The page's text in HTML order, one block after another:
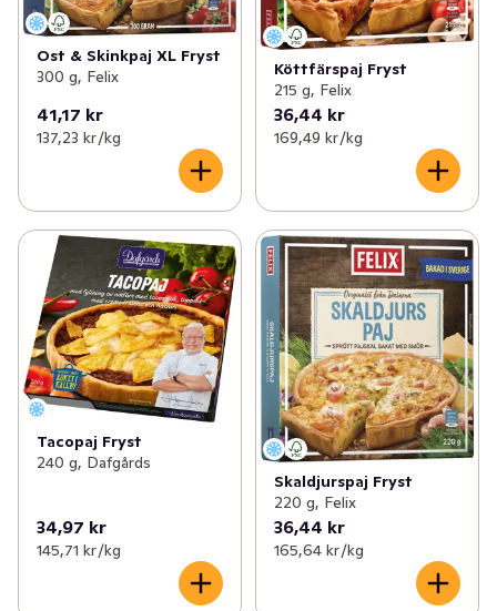
Ost & Skinkpaj XL Fryst
300 g, Felix
41,17 kr
137,23 kr /kg
Köttfärspaj Fryst
215 g, Felix
36,44 kr
169,49 kr /kg
Tacopaj Fryst
240 g, Dafgårds
34,97 kr
145,71 kr /kg
Skaldjurspaj Fryst
220 g, Felix
36,44 kr
165,64 kr /kg